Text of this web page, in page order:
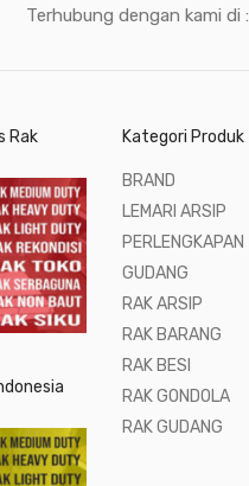
Terhubung dengan kami di :
Rak Kategori Produk
BRAND
LEMARI ARSIP
PERLENGKAPAN
GUDANG
RAK ARSIP
RAK BARANG
RAK BESI
RAK GONDOLA
RAK GUDANG